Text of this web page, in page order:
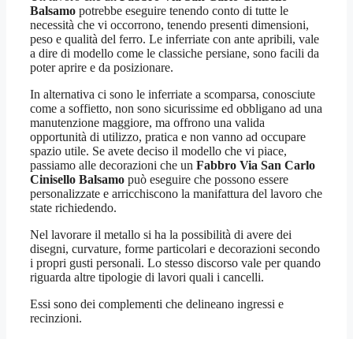
Balsamo potrebbe eseguire tenendo conto di tutte le
necessità che vi occorrono, tenendo presenti dimensioni,
peso e qualità del ferro. Le inferriate con ante apribili, vale
a dire di modello come le classiche persiane, sono facili da
poter aprire e da posizionare.
In alternativa ci sono le inferriate a scomparsa, conosciute
come a soffietto, non sono sicurissime ed obbligano ad una
manutenzione maggiore, ma offrono una valida
opportunità di utilizzo, pratica e non vanno ad occupare
spazio utile. Se avete deciso il modello che vi piace,
passiamo alle decorazioni che un Fabbro Via San Carlo
Cinisello Balsamo può eseguire che possono essere
personalizzate e arricchiscono la manifattura del lavoro che
state richiedendo.
Nel lavorare il metallo si ha la possibilità di avere dei
disegni, curvature, forme particolari e decorazioni secondo
i propri gusti personali. Lo stesso discorso vale per quando
riguarda altre tipologie di lavori quali i cancelli.
Essi sono dei complementi che delineano ingressi e
recinzioni.